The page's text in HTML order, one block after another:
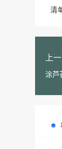
清
上
涂芦